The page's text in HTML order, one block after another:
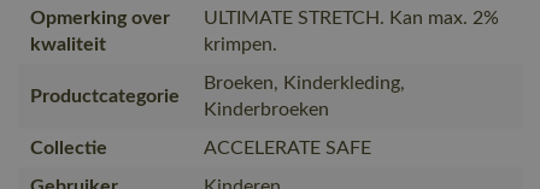
Opmerking over
kwaliteit
ULTIMATE STRETCH. Kan max. 2%
krimpen.
Productcategorie
Broeken, Kinderkleding,
Kinderbroeken
Collectie
ACCELERATE SAFE